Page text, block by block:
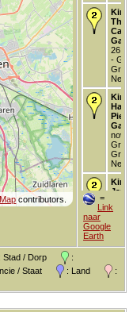
contributors.
Kind
26
-
Kind
nov
Kind
Kind
=
Link
naar
Google
Earth
: Stad / Dorp
:
/ Staat : Land
: